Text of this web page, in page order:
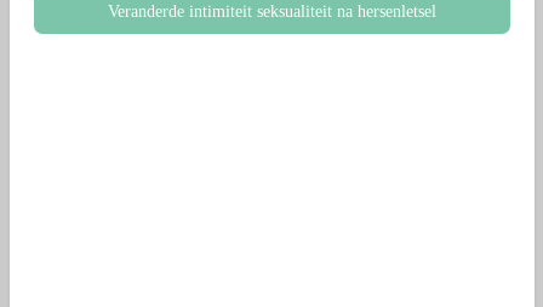
Veranderde intimiteit seksualiteit na hersenletsel